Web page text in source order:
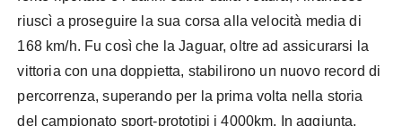
riuscì a proseguire la sua corsa alla velocità media di
168 km/h. Fu così che la Jaguar, oltre ad assicurarsi la
vittoria con una doppietta, stabilirono un nuovo record di
percorrenza, superando per la prima volta nella storia
del campionato sport-prototipi i 4000km. In aggiunta,